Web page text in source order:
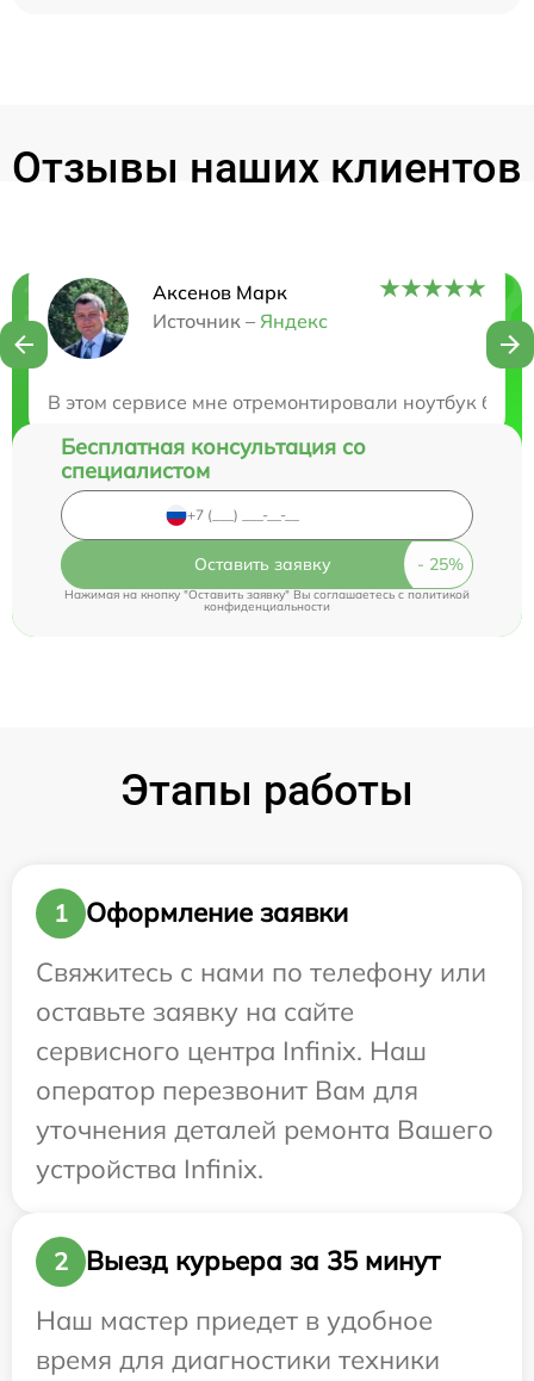
Отзывы наших клиентов
Аксенов Марк
Источник – Яндекс
В этом сервисе мне отремонтировали ноутбук
Нужна консультация?
Бесплатная консультация со
специалистом
Оставить заявку
Нажимая на кнопку "Оставить заявку" Вы соглашаетесь cполитикой
конфиденциальности
Этапы работы
1
Оформление заявки
Свяжитесь с нами по телефону или
оставьте заявку на сайте
сервисного центра Infinix. Наш
оператор перезвонит Вам для
уточнения деталей ремонта Вашего
устройства Infinix.
2
Выезд курьера за 35 минут
Наш мастер приедет в удобное
время для диагностики техники